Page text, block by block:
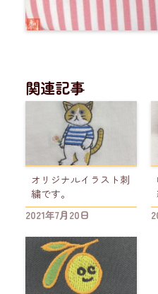
関連記事
オリジナルイラスト刺
繍です。
2021年7月20日